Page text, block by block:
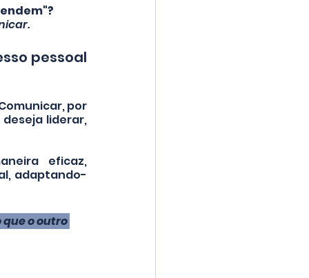
pessoal
por
liderar,
eficaz,
adaptando-
o outro